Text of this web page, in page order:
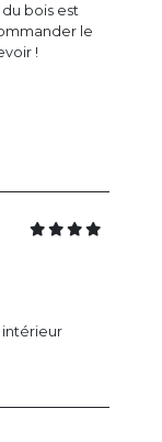
bois est
le
!
intérieur